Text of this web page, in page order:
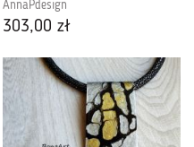
AnnaPdesign
303,00 zł